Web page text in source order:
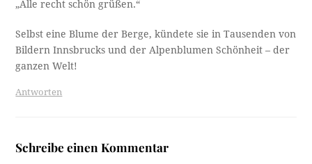
„Alle recht schön grüßen.“
Selbst eine Blume der Berge, kündete sie in Tausenden von
Bildern Innsbrucks und der Alpenblumen Schönheit – der
ganzen Welt!
Antworten
Schreibe einen Kommentar